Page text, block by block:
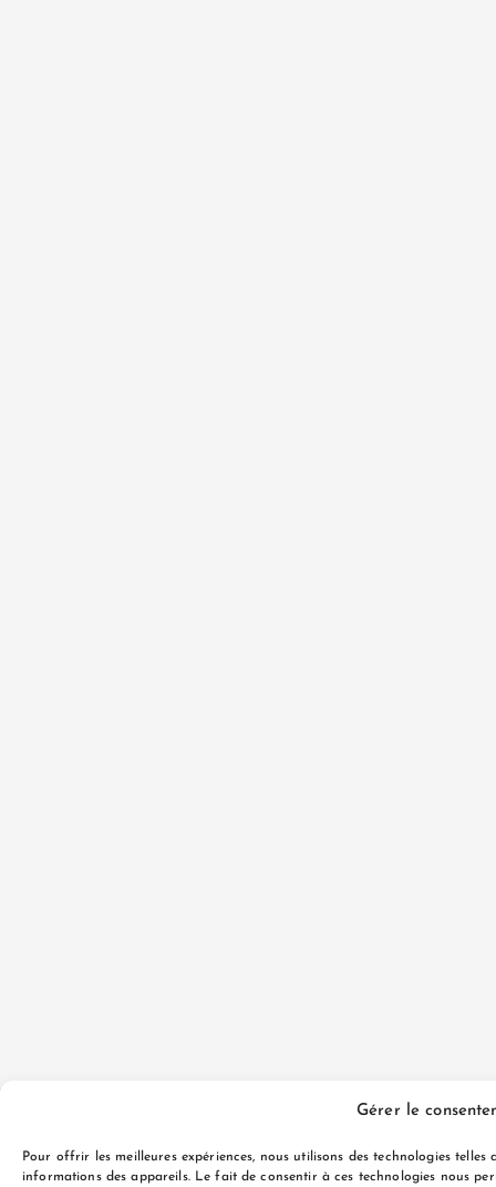
Gérer le
Pour offrir les meilleures expériences, nous utilisons des technologies
informations des appareils. Le fait de consentir à ces technologies nous